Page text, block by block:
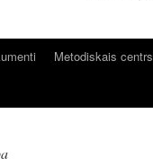
Metodiskais centrs